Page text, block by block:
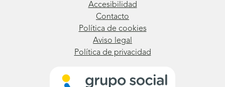
Accesibilidad
Contacto
Política de cookies
Aviso legal
Política de privacidad